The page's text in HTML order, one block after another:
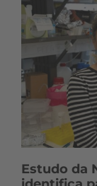
Estudo da